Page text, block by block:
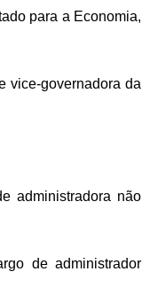
para a Economia,
vice-governadora da
administradora não
de administrador